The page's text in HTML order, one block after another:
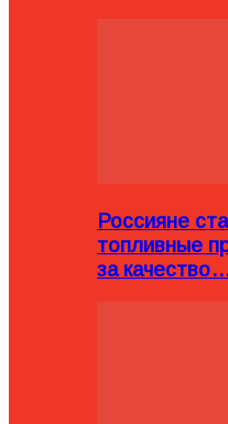
Россияне
топливные
за